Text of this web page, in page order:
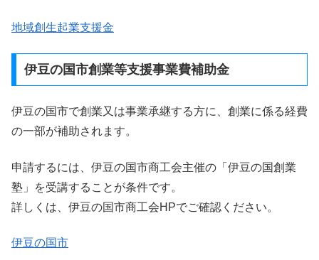
地域創生起業支援金
伊豆の国市創業等支援事業費補助金
伊豆の国市で創業又は事業承継する方に、創業に係る経費
の一部が補助されます。
申請するには、伊豆の国市商工会主催の「伊豆の国創業
塾」を受講することが条件です。
詳しくは、伊豆の国市商工会HPでご確認ください。
伊豆の国市